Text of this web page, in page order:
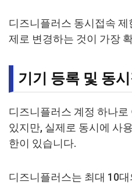
디즈니플러스 동시접속
제로 변경하는 것이 가장
기기 등록 및 동
디즈니플러스 계정 하나
있지만, 실제로 동시에 사
한이 있습니다.
디즈니플러스는 최대 10